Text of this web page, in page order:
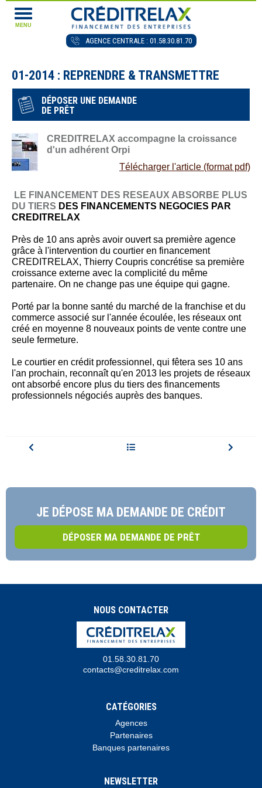
MENU
AGENCE CENTRALE : 01.58.30.81.70
01-2014 : REPRENDRE & TRANSMETTRE
DÉPOSER UNE DEMANDE
DE PRÊT
CREDITRELAX accompagne la croissance
d'un adhérent Orpi
Télécharger l'article (format pdf)
LE FINANCEMENT DES RESEAUX ABSORBE PLUS
DU TIERS DES FINANCEMENTS NEGOCIES PAR
CREDITRELAX
Près de 10 ans après avoir ouvert sa première agence
grâce à l'intervention du courtier en financement
CREDITRELAX, Thierry Coupris concrétise sa première
croissance externe avec la complicité du même
partenaire. On ne change pas une équipe qui gagne.
Porté par la bonne santé du marché de la franchise et du
commerce associé sur l'année écoulée, les réseaux ont
créé en moyenne 8 nouveaux points de vente contre une
seule fermeture.
Le courtier en crédit professionnel, qui fêtera ses 10 ans
l'an prochain, reconnaît qu'en 2013 les projets de réseaux
ont absorbé encore plus du tiers des financements
professionnels négociés auprès des banques.
JE DÉPOSE MA DEMANDE DE CRÉDIT
DÉPOSER MA DEMANDE DE PRÊT
NOUS CONTACTER
01.58.30.81.70
contacts@creditrelax.com
CATÉGORIES
Agences
Partenaires
Banques partenaires
NEWSLETTER